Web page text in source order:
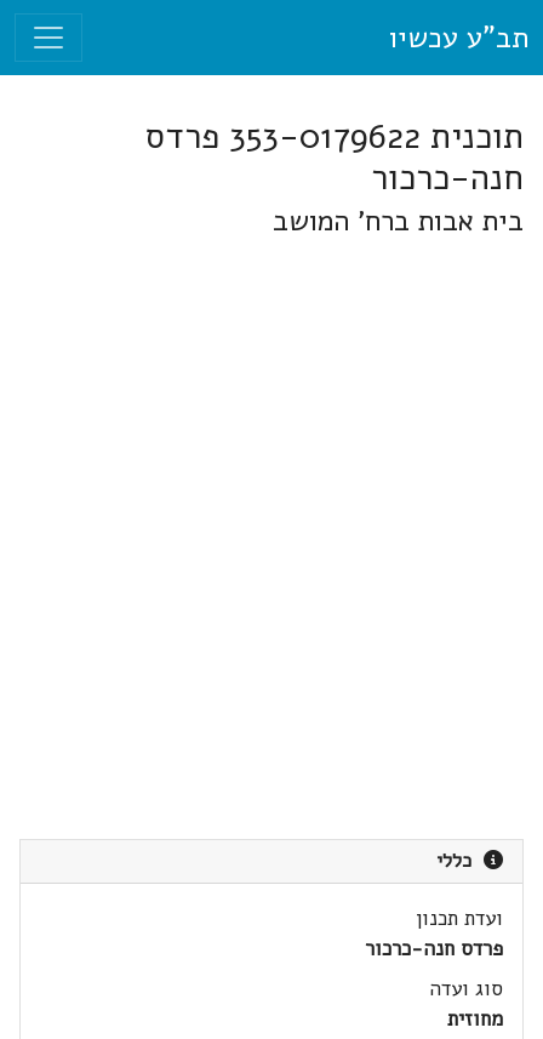
תב"ע עכשיו
תוכנית 353-0179622 פרדס
חנה-כרכור
בית אבות ברח' המושב
כללי
ועדת תכנון
פרדס חנה-כרכור
סוג ועדה
מחוזית